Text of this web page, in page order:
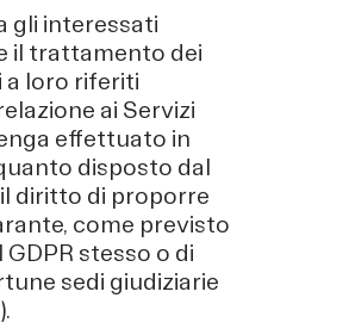
gli interessati
il trattamento dei
a loro riferiti
ai Servizi
effettuato in
disposto dal
diritto di proporre
come previsto
stesso o di
sedi giudiziarie